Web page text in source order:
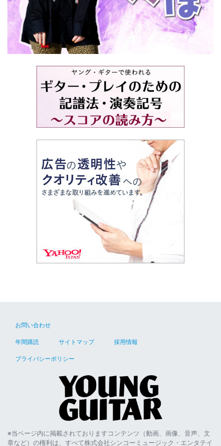
お問い合わせ
年間購読 サイトマップ 採用情報
プライバシーポリシー
※当ページ内に掲載されておりますコンテンツ（動画、画像、音声、文
章など）の権利は、すべて株式会社シンコーミュージック・エンタテイ